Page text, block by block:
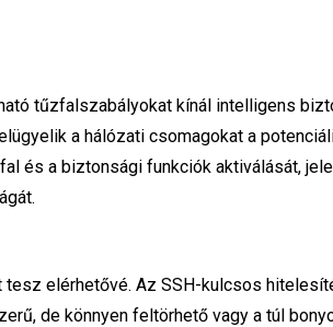
tűzfalszabályokat kínál intelligens
a hálózati csomagokat a
és a biztonsági funkciók aktiválását,
elérhetővé. Az SSH-kulcsos
de könnyen feltörhető vagy a túl